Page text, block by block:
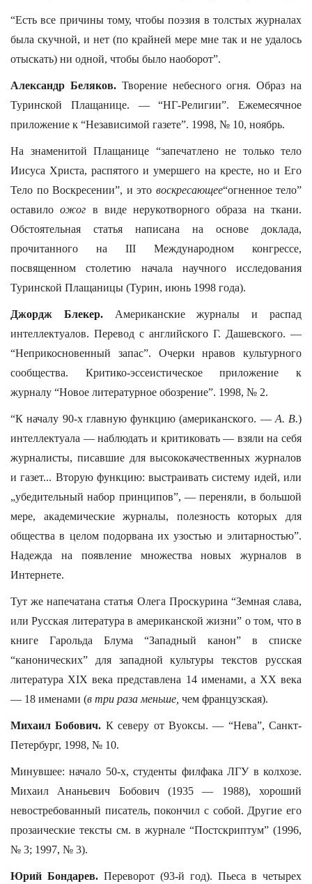
“Есть все причины тому, чтобы поэзия в толстых журналах
была скучной, и нет (по крайней мере мне так и не удалось
отыскать) ни одной, чтобы было наоборот”.
Александр Беляков.Творение небесного огня. Образ на
Туринской Плащанице. — “НГ-Религии”. Ежемесячное
приложение к “Независимой газете”. 1998, № 10, ноябрь.
На знаменитой Плащанице “запечатлено не только тело
Иисуса Христа, распятого и умершего на кресте, но и Его
Тело по Воскресении”, и это воскресающее“огненное тело”
оставилоожог в виде нерукотворного образа на ткани.
Обстоятельная статья написана на основе доклада,
прочитанного на III Международном конгрессе,
посвященном столетию начала научного исследования
Туринской Плащаницы (Турин, июнь 1998 года).
Джордж Блекер.Американские журналы и распад
интеллектуалов. Перевод с английского Г. Дашевского. —
“Неприкосновенный запас”. Очерки нравов культурного
сообщества. Критико-эссеистическое приложение к
журналу “Новое литературное обозрение”. 1998, № 2.
“К началу 90-х главную функцию (американского. — А. В.)
интеллектуала — наблюдать и критиковать — взяли на себя
журналисты, писавшие для высококачественных журналов
и газет... Вторую функцию: выстраивать систему идей, или
„убедительный набор принципов”, — переняли, в большой
мере, академические журналы, полезность которых для
общества в целом подорвана их узостью и элитарностью”.
Надежда на появление множества новых журналов в
Интернете.
Тут же напечатана статья Олега Проскурина “Земная слава,
или Русская литература в американской жизни” о том, что в
книге Гарольда Блума “Западный канон” в списке
“канонических” для западной культуры текстов русская
литература ХIХ века представлена 14 именами, а ХХ века
— 18 именами (в три раза меньше, чем французская).
Михаил Бобович. К северу от Вуоксы. — “Нева”, Санкт-
Петербург, 1998, № 10.
Минувшее: начало 50-х, студенты филфака ЛГУ в колхозе.
Михаил Ананьевич Бобович (1935 — 1988), хороший
невостребованный писатель, покончил с собой. Другие его
прозаические тексты см. в журнале “Постскриптум” (1996,
№ 3; 1997, № 3).
Юрий Бондарев. Переворот (93-й год). Пьеса в четырех